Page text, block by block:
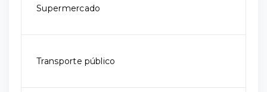
Supermercado
Transporte público